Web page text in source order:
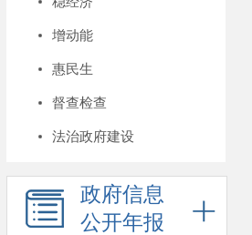
增动能
惠民生
督查检查
法治政府建设
政府信息
公开年报